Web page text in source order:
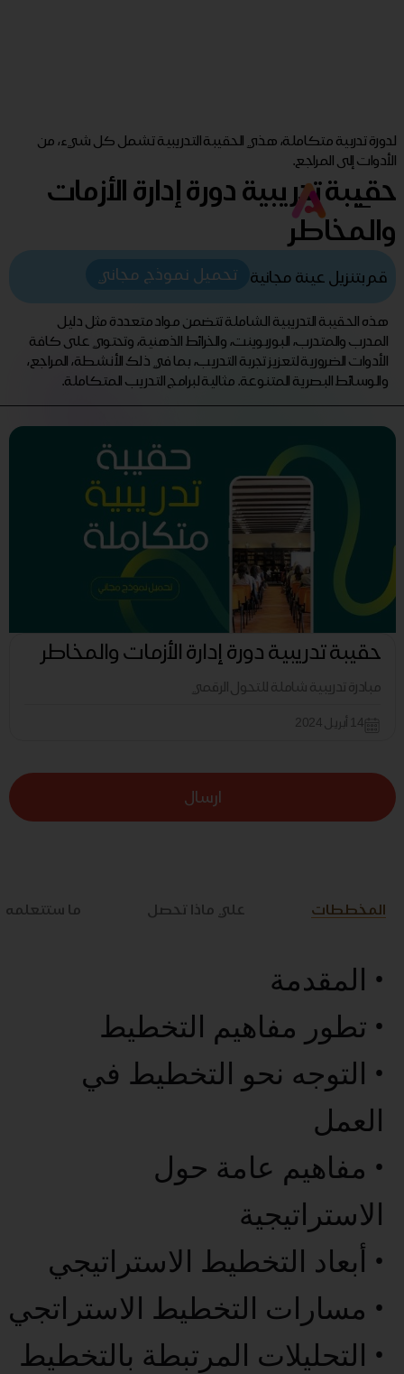
لدورة تدربية متكاملة، هذي الحقيبة التدريبية تشمل كل شيء، من
الأدوات إلى المراجع.
حقيبة تدريبية دورة إدارة الأزمات
والمخاطر
قم بتنزيل عينة مجانية تحميل نموذج مجاني
هذه الحقيبة التدريبية الشاملة تتضمن مواد متعددة مثل دليل
المدرب والمتدرب، البوربوينت، والخرائط الذهنية، وتحتوي على كافة
الأدوات الضرورية لتعزيز تجربة التدريب، بما في ذلك الأنشطة، المراجع،
والوسائط البصرية المتنوعة. مثالية لبرامج التدريب المتكاملة.
حقيبة تدريبية دورة إدارة الأزمات والمخاطر
مبادرة تدريبية شاملة للتحول الرقمي
14 أبريل 2024
ارسال
المخططات علي ماذا تحصل ما ستتعلمه
• المقدمة
• تطور مفاهيم التخطيط
• التوجه نحو التخطيط في
العمل
• مفاهيم عامة حول
الاستراتيجية
• أبعاد التخطيط الاستراتيجي
• مسارات التخطيط الاستراتجي
• التحليلات المرتبطة بالتخطيط